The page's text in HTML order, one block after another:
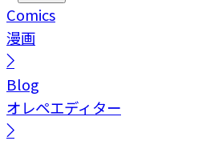
Comics
漫画
Blog
オレペエディター